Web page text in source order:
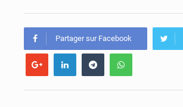
Partager sur Facebook